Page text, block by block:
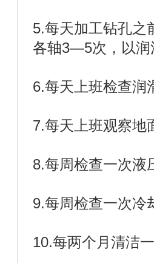
5.每天加工钻孔之
各轴3—5次，以润
6.每天上班检查润
7.每天上班观察地
8.每周检查一次液
9.每周检查一次冷
10.每两个月清洁